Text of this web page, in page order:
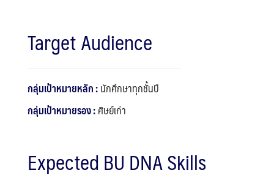
Target Audience
กลุ่มเป้าหมายหลัก :นักศึกษาทุกชั้นปี
กลุ่มเป้าหมายรอง :ศิษย์เก่า
Expected BU DNA Skills